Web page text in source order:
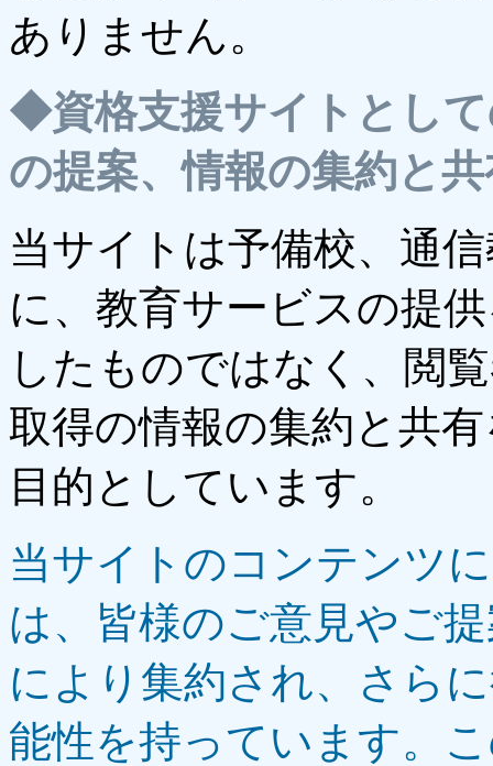
ありません。
◆資格支援サイトとし
の提案、情報の集約と
当サイトは予備校、通
に、教育サービスの提
したものではなく、閲
取得の情報の集約と共
目的としています。
当サイトのコンテンツ
は、皆様のご意見やご
により 集約され、さら
能性を持っています。